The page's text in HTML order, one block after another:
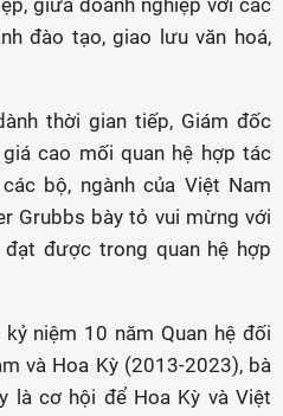
giữa doanh nghiệp với các
đào tạo, giao lưu văn hoá,
thời gian tiếp, Giám đốc
cao mối quan hệ hợp tác
bộ, ngành của Việt Nam
Grubbs bày tỏ vui mừng với
được trong quan hệ hợp
niệm 10 năm Quan hệ đối
và Hoa Kỳ (2013-2023), bà
là cơ hội để Hoa Kỳ và Việt